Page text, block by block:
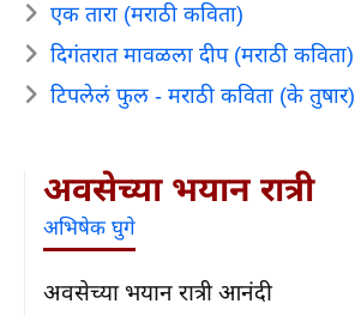
एक तारा (मराठी कविता)
दिगंतरात मावळला दीप (मराठी कविता)
टिपलेलं फुल - मराठी कविता (के तुषार)
अवसेच्या भयान रात्री
अभिषेक घुगे
अवसेच्या भयान रात्री आनंदी